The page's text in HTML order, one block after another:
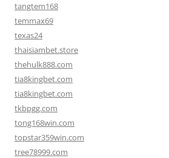
tangtem168
temmax69
texas24
thaisiambet.store
thehulk888.com
tia8kingbet.com
tia8kingbet.com
tkbpgg.com
tong168win.com
topstar359win.com
tree78999.com